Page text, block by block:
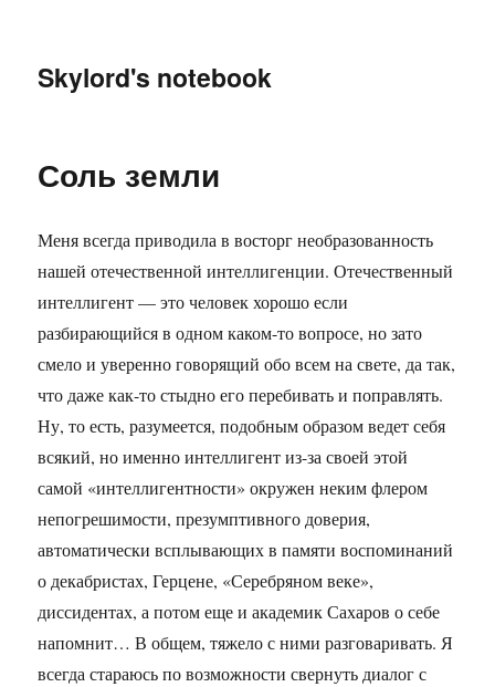
Skylord's notebook
Соль земли
Меня всегда приводила в восторг необразованность
нашей отечественной интеллигенции. Отечественный
интеллигент — это человек хорошо если
разбирающийся в одном каком-то вопросе, но зато
смело и уверенно говорящий обо всем на свете, да так,
что даже как-то стыдно его перебивать и поправлять.
Ну, то есть, разумеется, подобным образом ведет себя
всякий, но именно интеллигент из-за своей этой
самой «интеллигентности» окружен неким флером
непогрешимости, презумптивного доверия,
автоматически всплывающих в памяти воспоминаний
о декабристах, Герцене, «Серебряном веке»,
диссидентах, а потом еще и академик Сахаров о себе
напомнит… В общем, тяжело с ними разговаривать. Я
всегда стараюсь по возможности свернуть диалог с